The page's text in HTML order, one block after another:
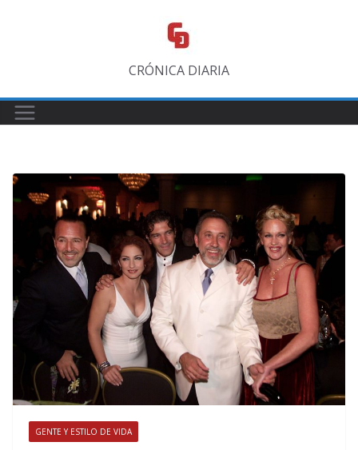
CRÓNICA DIARIA
GENTE Y ESTILO DE VIDA